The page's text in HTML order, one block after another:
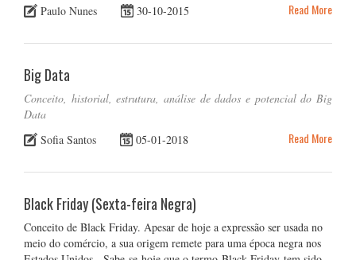
Paulo Nunes
30-10-2015 Read More
Big Data
Conceito, historial, estrutura, análise de dados e potencial do Big
Data
Sofia Santos
05-01-2018 Read More
Black Friday (Sexta-feira Negra)
Conceito de Black Friday. Apesar de hoje a expressão ser usada no
meio do comércio, a sua origem remete para uma época negra nos